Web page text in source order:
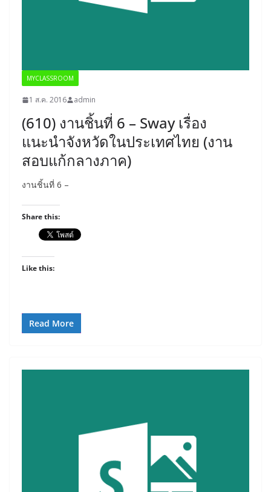
MYCLASSROOM
1 ส.ค. 2016 admin
(610) งานชิ้นที่ 6 – Sway เรื่อง
แนะนำจังหวัดในประเทศไทย (งาน
สอบแก้กลางภาค)
งานชิ้นที่ 6 –
Share this:
Like this:
Read More